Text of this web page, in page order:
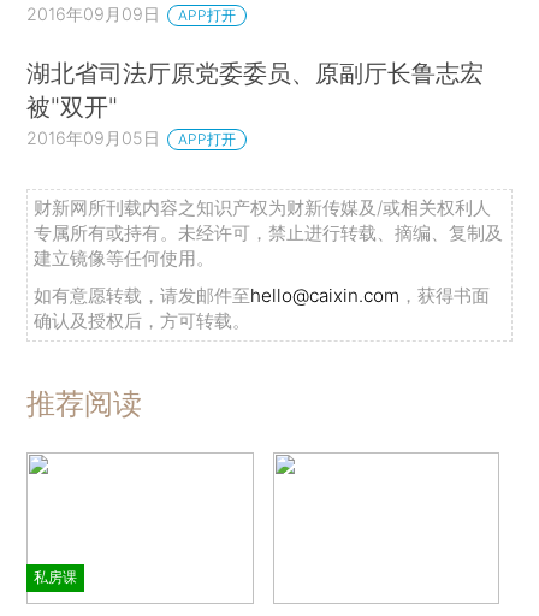
2016年09月09日 APP打开
湖北省司法厅原党委委员、原副厅长鲁志宏
被"双开"
2016年09月05日 APP打开
财新网所刊载内容之知识产权为财新传媒及/或相关权利人
专属所有或持有。未经许可，禁止进行转载、摘编、复制及
建立镜像等任何使用。
如有意愿转载，请发邮件至hello@caixin.com ，获得书面
确认及授权后，方可转载。
推荐阅读
私房课